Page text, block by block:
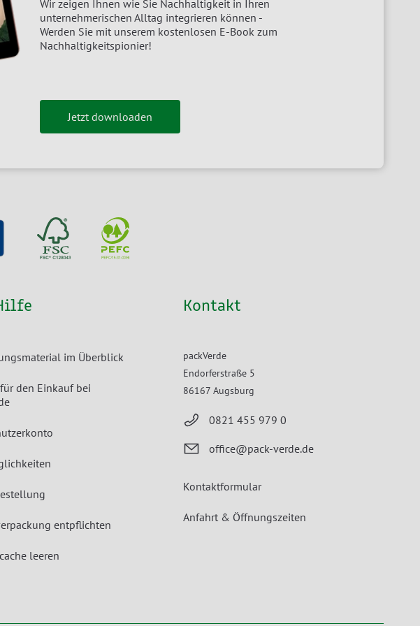
Wir zeigen Ihnen wie Sie Nachhaltigkeit in Ihren
unternehmerischen Alltag integrieren können -
Werden Sie mit unserem kostenlosen E-Book zum
Nachhaltigkeitspionier!
Jetzt downloaden
im Überblick
den Einkauf bei
entpflichten
leeren
Kontakt
packVerde
Endorferstraße 5
86167 Augsburg
0821 455 979 0
office@pack-verde.de
Kontaktformular
Anfahrt & Öffnungszeiten